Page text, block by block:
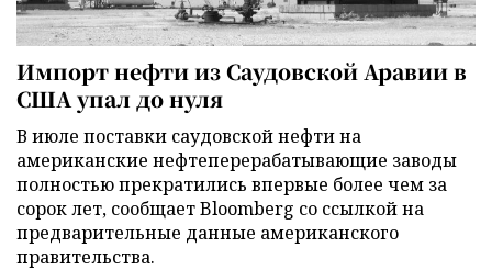
Импорт нефти из Саудовской Аравии в
США упал до нуля
В июле поставки саудовской нефти на
американские нефтеперерабатывающие заводы
полностью прекратились впервые более чем за
сорок лет, сообщает Bloomberg со ссылкой на
предварительные данные американского
правительства.